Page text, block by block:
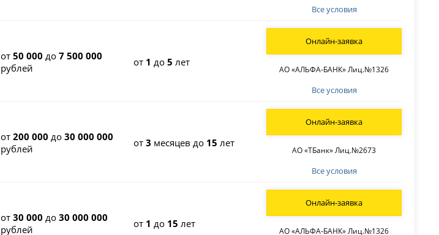
Все условия
от50 000 до7 500 000
рублей
от 1 до5 лет
Все условия
АО «АЛЬФА-БАНК» Лиц.№1326
Онлайн-заявка
от200 000 до30 000 000
рублей
от3 месяцев до 15 лет
Все условия
АО «ТБанк» Лиц.№2673
Онлайн-заявка
от30 000 до30 000 000
рублей
от 1 до 15 лет
АО «АЛЬФА-БАНК» Лиц.№1326
Онлайн-заявка